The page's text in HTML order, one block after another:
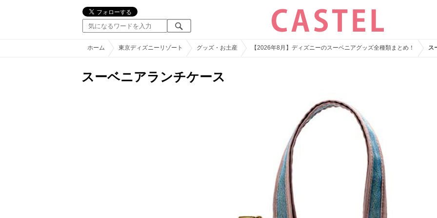
ホーム 東京ディズニーリゾート グッズ・お土産 【2026年8月】ディズニーのスーベニアグッズ全種類まとめ！ ス
スーベニアランチケース